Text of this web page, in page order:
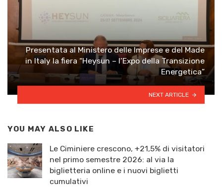
Presentata al Ministero delle Imprese e del Made
in Italy la fiera “Heysun – l’Expo della Transizione
Energetica”
NEXT ARTICLE
YOU MAY ALSO LIKE
Le Ciminiere crescono, +21,5% di visitatori
nel primo semestre 2026: al via la
biglietteria online e i nuovi biglietti
cumulativi